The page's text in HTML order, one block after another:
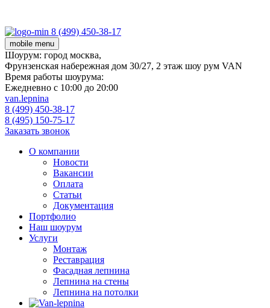
8 (499) 450-38-17
mobile menu
Шоурум: город москва,
Фрунзенская набережная дом 30/27, 2 этаж шоу рум VAN
Время работы шоурума:
Ежедневно с 10:00 до 20:00
van.lepnina
8 (499) 450-38-17
8 (495) 150-75-17
Заказать звонок
О компании
Новости
Вакансии
Оплата
Статьи
Документация
Портфолио
Наш шоурум
Услуги
Монтаж
Реставрация
Фасадная лепнина
Лепнина на стены
Лепнина на потолки